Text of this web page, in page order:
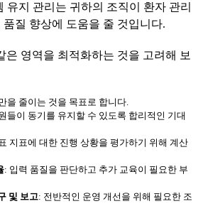
유지 관리는 귀하의 조직이 환자 관리
질 향상에 도움을 줄 것입니다.
은 영역을 최적화하는 것을 고려해 보
을 줄이는 것을 목표로 합니다.
들이 동기를 유지할 수 있도록 합리적인 기대
지표에 대한 진행 상황을 평가하기 위해 계산
: 입력 품질을 판단하고 추가 교육이 필요한 부
및 보고: 전반적인 운영 개선을 위해 필요한 조